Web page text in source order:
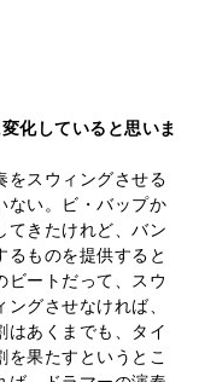
化していると思いま
をスウィングさせる
ない。ビ・バップか
てきたけれど、バン
るものを提供すると
ビートだって、スウ
グさせなければ、
あくまでも、タイ
果たすというとこ